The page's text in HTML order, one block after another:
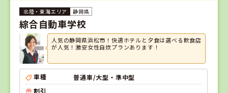
静岡県
綜合自動車学校
人気の静岡県浜松市！快適ホテルと夕食は選べる飲食店
が人気！激安女性自炊プランあります！
車種
普通車/大型・準中型
割引